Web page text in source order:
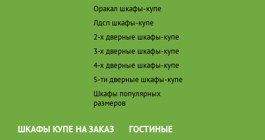
Оракал шкафы-купе
Лдсп шкафы-купе
2-х дверные шкафы-купе
3-х дверные шкафы-купе
4-х дверные шкафы-купе
5-ти дверные шкафы-купе
Шкафы популярных
размеров
ШКАФЫ КУПЕ НА ЗАКАЗ ГОСТИНЫЕ